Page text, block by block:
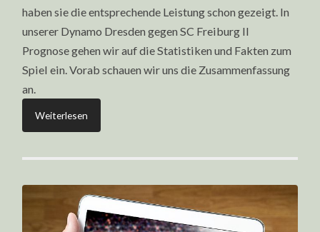
haben sie die entsprechende Leistung schon gezeigt. In
unserer Dynamo Dresden gegen SC Freiburg II
Prognose gehen wir auf die Statistiken und Fakten zum
Spiel ein. Vorab schauen wir uns die Zusammenfassung
an.
Weiterlesen